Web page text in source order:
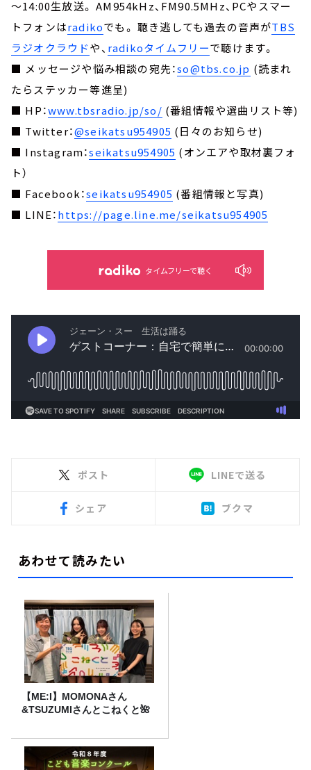
～14:00生放送。 AM954kHz、FM90.5MHz、PCやスマー
トフォンはradikoでも。 聴き逃しても過去の音声がTBS
ラジオクラウドや、 radikoタイムフリーで聴けます。
■ メッセージや悩み相談の宛先：so@tbs.co.jp (読まれ
たらステッカー等進呈)
■ HP：www.tbsradio.jp/so/ (番組情報や選曲リスト等)
■ Twitter：@seikatsu954905 (日々のお知らせ)
■ Instagram：seikatsu954905 (オンエアや取材裏フォ
ト）
■ Facebook：seikatsu954905 (番組情報と写真)
■ LINE：https://page.line.me/seikatsu954905
タイムフリーで聴く
ポスト LINEで送る
シェア ブクマ
あわせて読みたい
【ME:I】MOMONAさん
&TSUZUMIさんとこねくと🌺